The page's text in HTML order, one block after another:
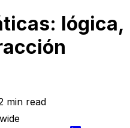
lógica,
min read